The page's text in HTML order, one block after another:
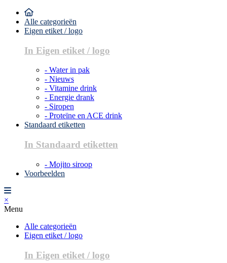
Alle categorieën
Eigen etiket / logo
In Eigen etiket / logo
- Water in pak
- Nieuws
- Vitamine drink
- Energie drank
- Siropen
- Proteïne en ACE drink
Standaard etiketten
In Standaard etiketten
- Mojito siroop
Voorbeelden
×
Menu
Alle categorieën
Eigen etiket / logo
In Eigen etiket / logo